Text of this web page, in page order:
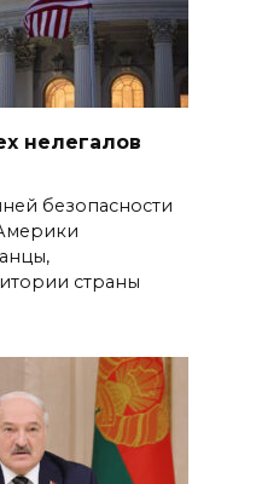
нелегалов
безопасности
страны